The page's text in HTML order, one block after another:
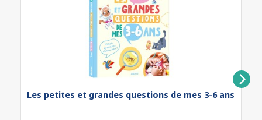
Les petites et grandes questions de mes 3-6 ans